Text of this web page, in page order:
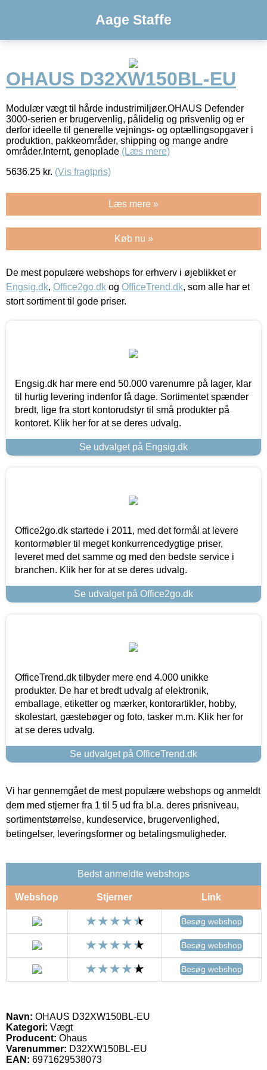
Aage Staffe
OHAUS D32XW150BL-EU
Modulær vægt til hårde industrimiljøer.OHAUS Defender
3000-serien er brugervenlig, pålidelig og prisvenlig og er
derfor ideelle til generelle vejnings- og optællingsopgaver i
produktion, pakkeområder, shipping og mange andre
områder.Internt, genoplade (Læs mere)
5636.25 kr. (Vis fragtpris)
Læs mere »
Køb nu »
De mest populære webshops for erhverv i øjeblikket er
Engsig.dk, Office2go.dk og OfficeTrend.dk, som alle har et
stort sortiment til gode priser.
Engsig.dk har mere end 50.000 varenumre på lager, klar
til hurtig levering indenfor få dage. Sortimentet spænder
bredt, lige fra stort kontorudstyr til små produkter på
kontoret. Klik her for at se deres udvalg.
Se udvalget på Engsig.dk
Office2go.dk startede i 2011, med det formål at levere
kontormøbler til meget konkurrencedygtige priser,
leveret med det samme og med den bedste service i
branchen. Klik her for at se deres udvalg.
Se udvalget på Office2go.dk
OfficeTrend.dk tilbyder mere end 4.000 unikke
produkter. De har et bredt udvalg af elektronik,
emballage, etiketter og mærker, kontorartikler, hobby,
skolestart, gæstebøger og foto, tasker m.m. Klik her for
at se deres udvalg.
Se udvalget på OfficeTrend.dk
Vi har gennemgået de mest populære webshops og anmeldt
dem med stjerner fra 1 til 5 ud fra bl.a. deres prisniveau,
sortimentstørrelse, kundeservice, brugervenlighed,
betingelser, leveringsformer og betalingsmuligheder.
Bedst anmeldte webshops
Webshop Stjerner Link
Besøg webshop
Besøg webshop
Besøg webshop
Navn: OHAUS D32XW150BL-EU
Kategori: Vægt
Producent: Ohaus
Varenummer: D32XW150BL-EU
EAN: 6971629538073